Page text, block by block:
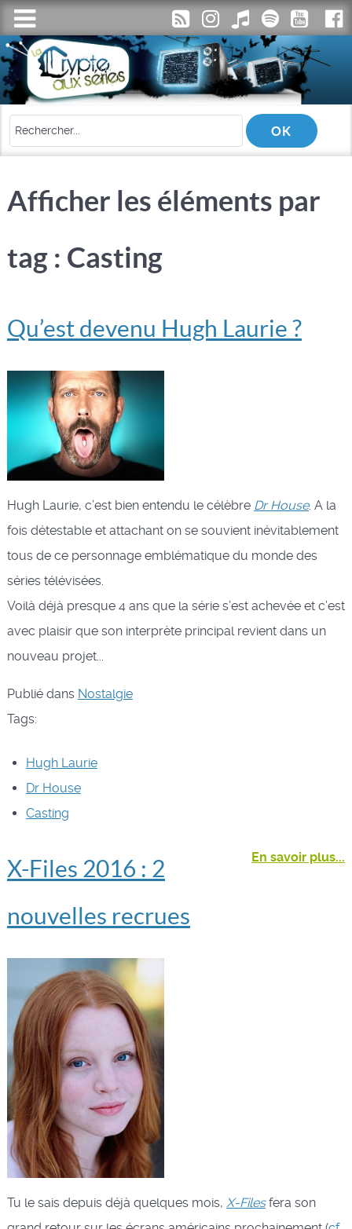
Afficher les éléments par
tag : Casting
Qu’est devenu Hugh Laurie ?
Hugh Laurie, c’est bien entendu le célèbre Dr House. A la
fois détestable et attachant on se souvient inévitablement
tous de ce personnage emblématique du monde des
séries télévisées.
Voilà déjà presque 4 ans que la série s’est achevée et c’est
avec plaisir que son interprète principal revient dans un
nouveau projet...
Publié dans Nostalgie
Tags:
Hugh Laurie
Dr House
Casting
En savoir plus...
X-Files 2016 : 2
nouvelles recrues
Tu le sais depuis déjà quelques mois, X-Filesfera son